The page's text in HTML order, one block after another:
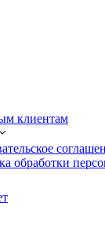
клиентам
обработки